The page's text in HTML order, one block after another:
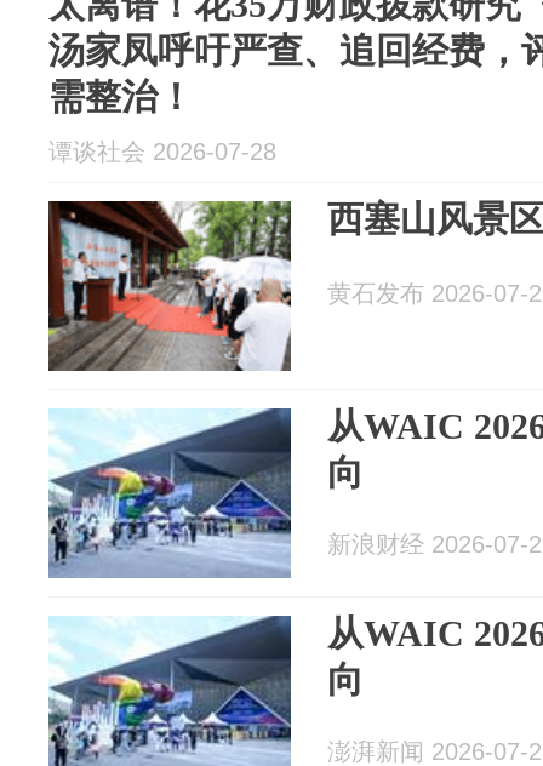
汤家凤呼吁严查、追回经费，
需整治！
谭谈社会 2026-07-28
西塞山风景
黄石发布 2026-07-
从WAIC
向
新浪财经 2026-07-
从WAIC
向
澎湃新闻 2026-07-